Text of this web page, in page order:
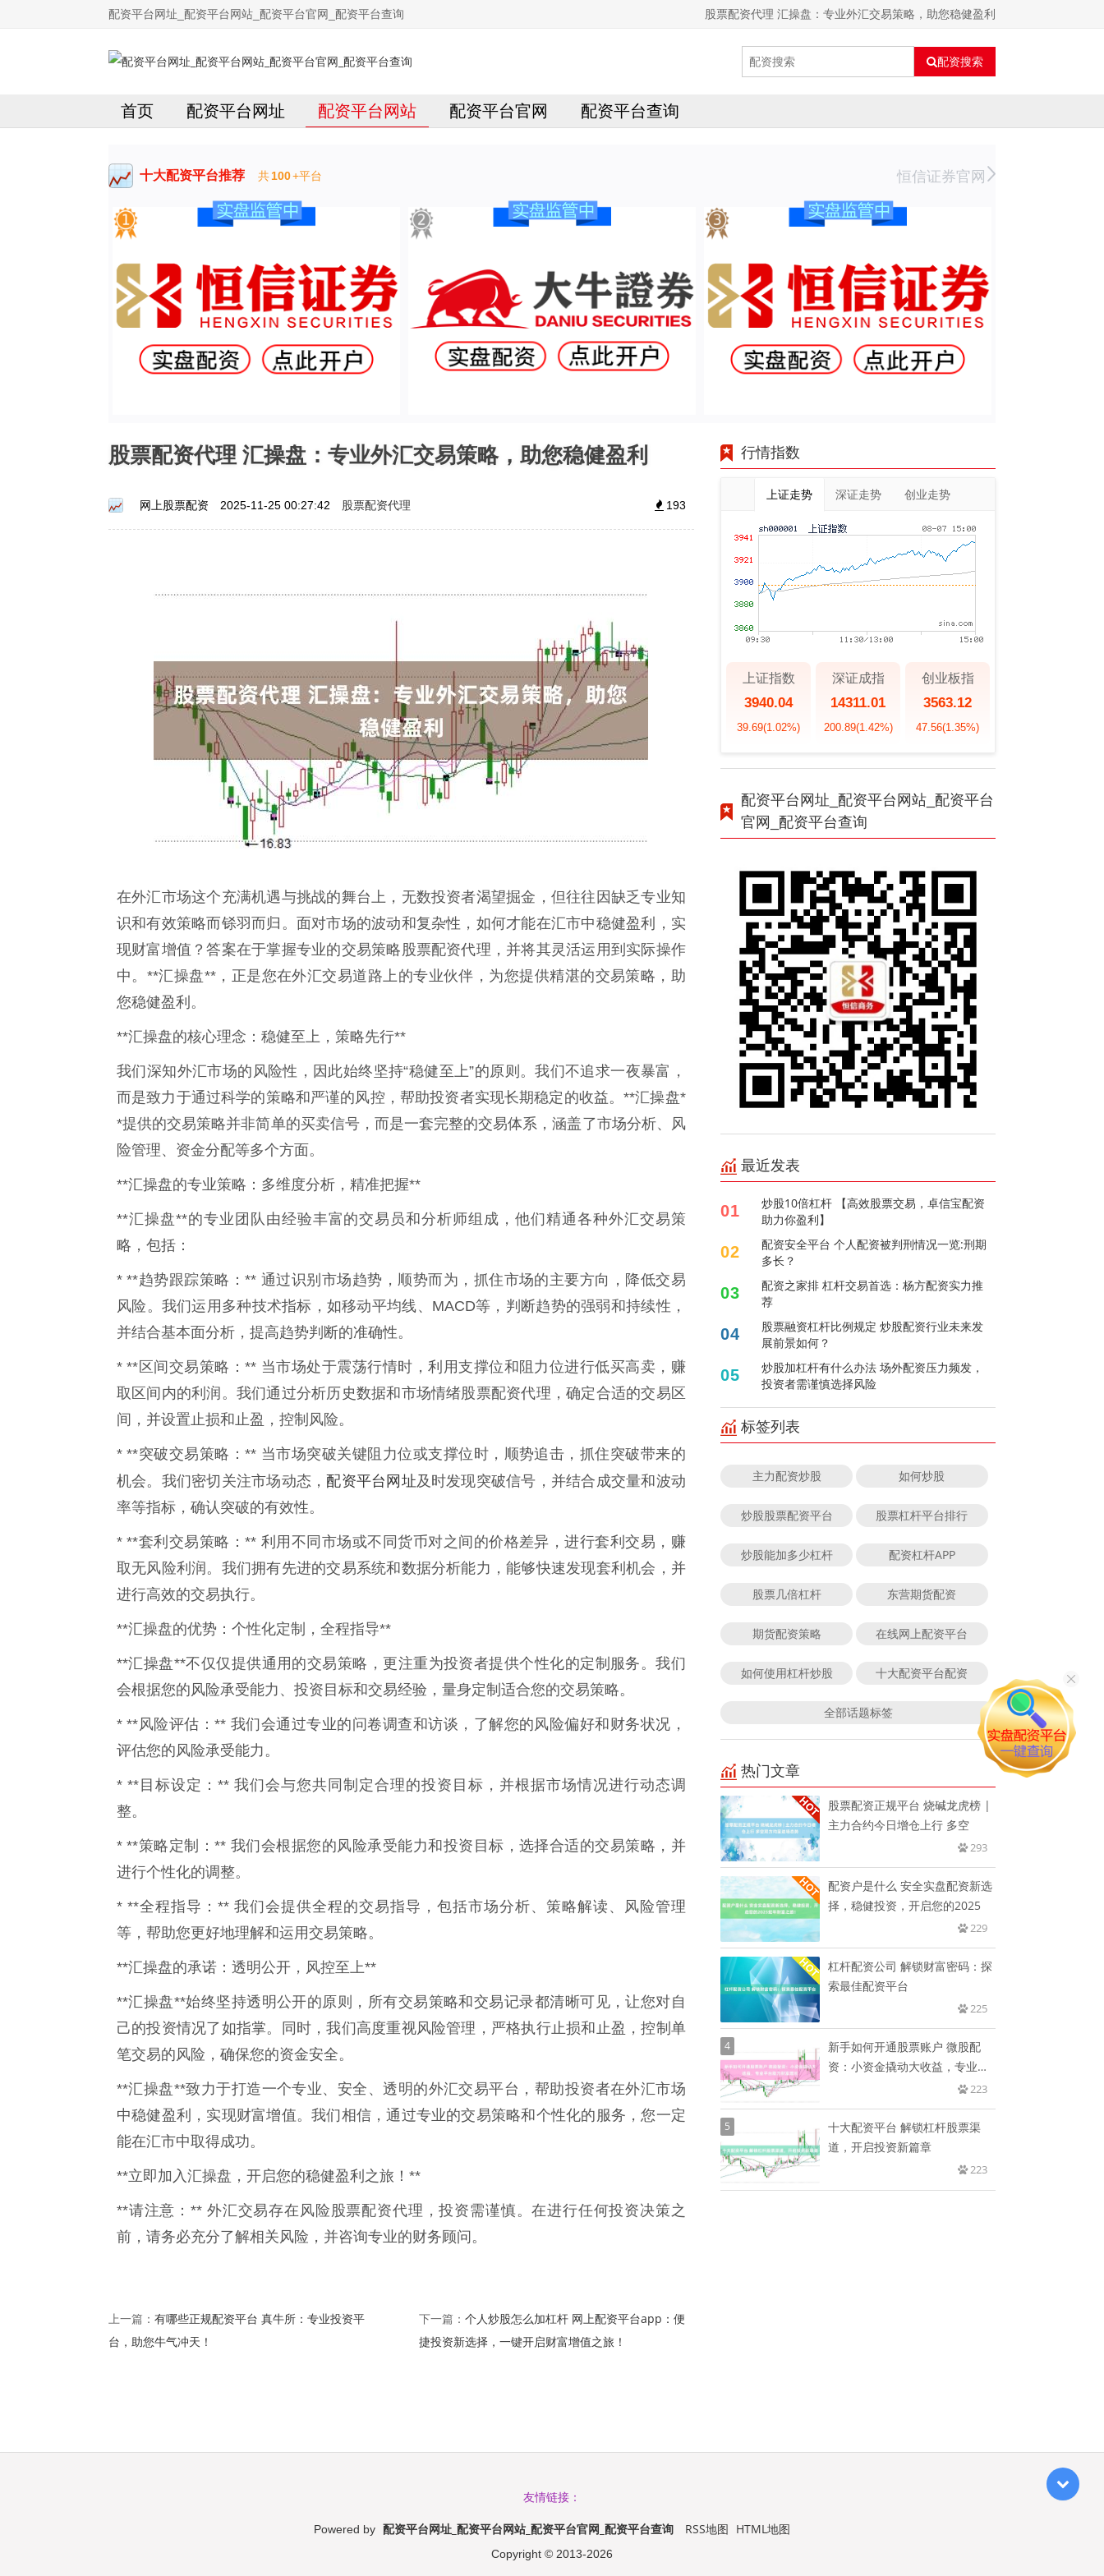
配资平台网址_配资平台网站_配资平台官网_配资平台查询 股票配资代理 汇操盘：专业外汇交易策略，助您稳健盈利
配资搜索
首页 配资平台网址 配资平台网站 配资平台官网 配资平台查询
十大配资平台推荐 共100+平台 恒信证券官网
股票配资代理 汇操盘：专业外汇交易策略，助您稳健盈利
网上股票配资 2025-11-25 00:27:42 股票配资代理 193
在外汇市场这个充满机遇与挑战的舞台上，无数投资者渴望掘金，但往往因缺乏专业知
识和有效策略而铩羽而归。面对市场的波动和复杂性，如何才能在汇市中稳健盈利，实
现财富增值？答案在于掌握专业的交易策略股票配资代理，并将其灵活运用到实际操作
中。**汇操盘**，正是您在外汇交易道路上的专业伙伴，为您提供精湛的交易策略，助
您稳健盈利。
**汇操盘的核心理念：稳健至上，策略先行**
我们深知外汇市场的风险性，因此始终坚持“稳健至上”的原则。我们不追求一夜暴富，
而是致力于通过科学的策略和严谨的风控，帮助投资者实现长期稳定的收益。**汇操盘*
*提供的交易策略并非简单的买卖信号，而是一套完整的交易体系，涵盖了市场分析、风
险管理、资金分配等多个方面。
**汇操盘的专业策略：多维度分析，精准把握**
**汇操盘**的专业团队由经验丰富的交易员和分析师组成，他们精通各种外汇交易策
略，包括：
* **趋势跟踪策略：** 通过识别市场趋势，顺势而为，抓住市场的主要方向，降低交易
风险。我们运用多种技术指标，如移动平均线、MACD等，判断趋势的强弱和持续性，
并结合基本面分析，提高趋势判断的准确性。
* **区间交易策略：** 当市场处于震荡行情时，利用支撑位和阻力位进行低买高卖，赚
取区间内的利润。我们通过分析历史数据和市场情绪股票配资代理，确定合适的交易区
间，并设置止损和止盈，控制风险。
* **突破交易策略：** 当市场突破关键阻力位或支撑位时，顺势追击，抓住突破带来的
机会。我们密切关注市场动态，配资平台网址及时发现突破信号，并结合成交量和波动
率等指标，确认突破的有效性。
* **套利交易策略：** 利用不同市场或不同货币对之间的价格差异，进行套利交易，赚
取无风险利润。我们拥有先进的交易系统和数据分析能力，能够快速发现套利机会，并
进行高效的交易执行。
**汇操盘的优势：个性化定制，全程指导**
**汇操盘**不仅仅提供通用的交易策略，更注重为投资者提供个性化的定制服务。我们
会根据您的风险承受能力、投资目标和交易经验，量身定制适合您的交易策略。
* **风险评估：** 我们会通过专业的问卷调查和访谈，了解您的风险偏好和财务状况，
评估您的风险承受能力。
* **目标设定：** 我们会与您共同制定合理的投资目标，并根据市场情况进行动态调
整。
* **策略定制：** 我们会根据您的风险承受能力和投资目标，选择合适的交易策略，并
进行个性化的调整。
* **全程指导：** 我们会提供全程的交易指导，包括市场分析、策略解读、风险管理
等，帮助您更好地理解和运用交易策略。
**汇操盘的承诺：透明公开，风控至上**
**汇操盘**始终坚持透明公开的原则，所有交易策略和交易记录都清晰可见，让您对自
己的投资情况了如指掌。同时，我们高度重视风险管理，严格执行止损和止盈，控制单
笔交易的风险，确保您的资金安全。
**汇操盘**致力于打造一个专业、安全、透明的外汇交易平台，帮助投资者在外汇市场
中稳健盈利，实现财富增值。我们相信，通过专业的交易策略和个性化的服务，您一定
能在汇市中取得成功。
**立即加入汇操盘，开启您的稳健盈利之旅！**
**请注意：** 外汇交易存在风险股票配资代理，投资需谨慎。在进行任何投资决策之
前，请务必充分了解相关风险，并咨询专业的财务顾问。
上一篇： 有哪些正规配资平台 真牛所：专业投资平
台，助您牛气冲天！
下一篇： 个人炒股怎么加杠杆 网上配资平台app：便
捷投资新选择，一键开启财富增值之旅！
行情指数
上证走势 深证走势 创业走势
上证指数
3940.04
39.69(1.02%)
深证成指
14311.01
200.89(1.42%)
创业板指
3563.12
47.56(1.35%)
配资平台网址_配资平台网站_配资平台
官网_配资平台查询
最近发表
01
炒股10倍杠杆 【高效股票交易，卓信宝配资
助力你盈利】
02
配资安全平台 个人配资被判刑情况一览:刑期
多长？
03
配资之家排 杠杆交易首选：杨方配资实力推
荐
04
股票融资杠杆比例规定 炒股配资行业未来发
展前景如何？
05
炒股加杠杆有什么办法 场外配资压力频发，
投资者需谨慎选择风险
标签列表
主力配资炒股 如何炒股
炒股股票配资平台 股票杠杆平台排行
炒股能加多少杠杆 配资杠杆APP
股票几倍杠杆 东营期货配资
期货配资策略 在线网上配资平台
如何使用杠杆炒股 十大配资平台配资
全部话题标签
热门文章
股票配资正规平台 烧碱龙虎榜 |
主力合约今日增仓上行 多空
293
配资户是什么 安全实盘配资新选
择，稳健投资，开启您的2025
229
杠杆配资公司 解锁财富密码：探
索最佳配资平台
225
4
新手如何开通股票账户 微股配
资：小资金撬动大收益，专业平
223
5
十大配资平台 解锁杠杆股票渠
道，开启投资新篇章
223
友情链接：
Powered by 配资平台网址_配资平台网站_配资平台官网_配资平台查询 RSS地图 HTML地图
Copyright © 2013-2026